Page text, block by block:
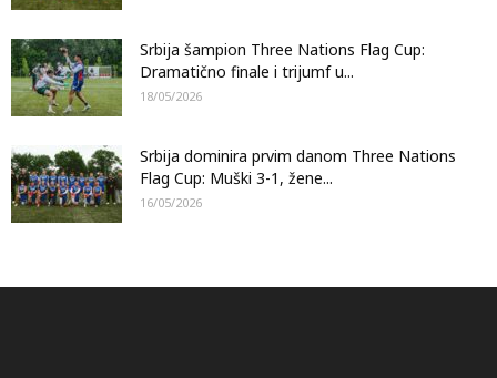
Srbija šampion Three Nations Flag Cup:
Dramatično finale i trijumf u...
18/05/2026
Srbija dominira prvim danom Three Nations
Flag Cup: Muški 3-1, žene...
16/05/2026